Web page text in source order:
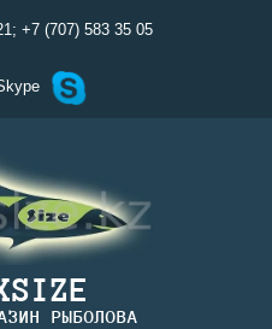
; +7 (707) 583 35 05
РЫБОЛОВА